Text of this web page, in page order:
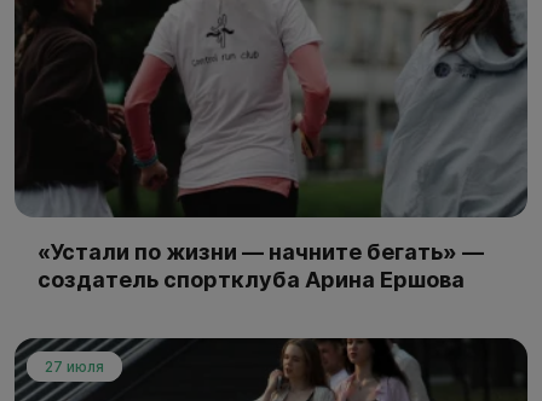
«Устали по жизни — начните бегать» —
создатель спортклуба Арина Ершова
27 июля